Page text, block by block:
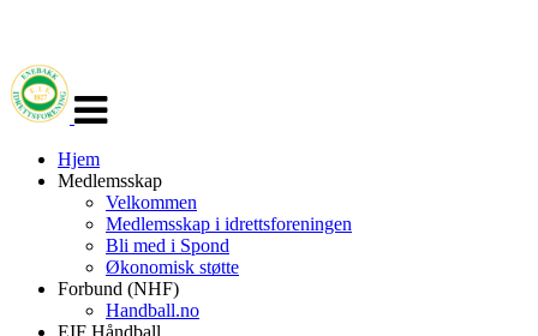
navigasjon
Hjem
Medlemsskap
Velkommen
Medlemsskap i idrettsforeningen
Bli med i Spond
Økonomisk støtte
Forbund (NHF)
Handball.no
EIF Håndball